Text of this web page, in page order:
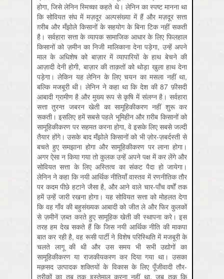
होगा, जिसे लेनिन स्मिच्का कहते थे। लेनिन का स्पष्ट मानना था
कि सोवियत संघ में मज़दूर अल्पसंख्या में हैं और मज़दूर सत्ता
ग़रीब और मँझोले किसानों के सहयोग के बिना टिक नहीं सकती
है। सर्वहारा सत्ता के व्यापक सामाजिक आधार के लिए फिलहाल
किसानों को ज़मीन का निजी मालिकाना देना पड़ेगा, उन्हें अपने
माल के अधिशेष को बाज़ार में व्यापारियों के हाथ बेचने की
आज़ादी देनी होगी, बाज़ार की ताक़तों को थोड़ा खुला हाथ देना
पड़ेगा। लेकिन यह लेनिन के लिए चयन का मसला नहीं था,
बल्कि मजबूरी थी। लेनिन ने कहा था कि देश की 87 फ़ीसदी
आबादी ग्रामीण है और मुख्य रूप से कृषि में संलग्न है। सर्वहारा
सत्ता तुरन्त जबरन खेती का सामूहिकीकरण नहीं शुरू कर
सकती। इसलिए हमें सबसे पहले भूमिहीन और ग़रीब किसानों को
सामूहिकीकरण पर सहमत करना होगा, वे इसके लिए सबसे जल्दी
तैयार होंगे। उसके बाद मँझोले किसानों को भी ज़ोर-ज़बर्दस्ती से
बचते हुए समझाना होगा और सामूहिकीकरण पर लाना होगा।
अगर ऐसा न किया गया तो कुलक उन्हें अपने पक्ष में कर लेंगे और
सोवियत सत्ता के लिए अस्तित्व का संकट पैदा हो जायेगा।
लेनिन ने कहा कि नयी आर्थिक नीतियाँ वास्तव में रणनीतिक तौर
पर कदम पीछे हटाने जैसा है, और आने वाले चार-पाँच वर्षों तक
हमें उन्हें जारी रखना होगा। यह सोवियत सत्ता को मोहलत देगा
कि वह गाँव की बहुसंख्यक आबादी को जीत ले और फिर कुलकों
से ज़मीनें ज़ब्त करते हुए सामूहिक खेती की स्थापना करे। इस
तरह हम देख सकते हैं कि जिस नयी आर्थिक नीति की माकपा
बात कर रही है, वह रूसी पार्टी ने विशेष परिस्थिति में मजबूरी के
चलते लागू की थी और उस समय भी सभी उद्योगों का
सामूहिकीकरण या राजकीयकरण कर दिया गया था। उसका
मक़सद उत्पादक शक्तियों के विकास के लिए पूँजीवादी तौर-
तरीक़ों का तब तक इस्तेमाल करना नहीं था, जब तक कि